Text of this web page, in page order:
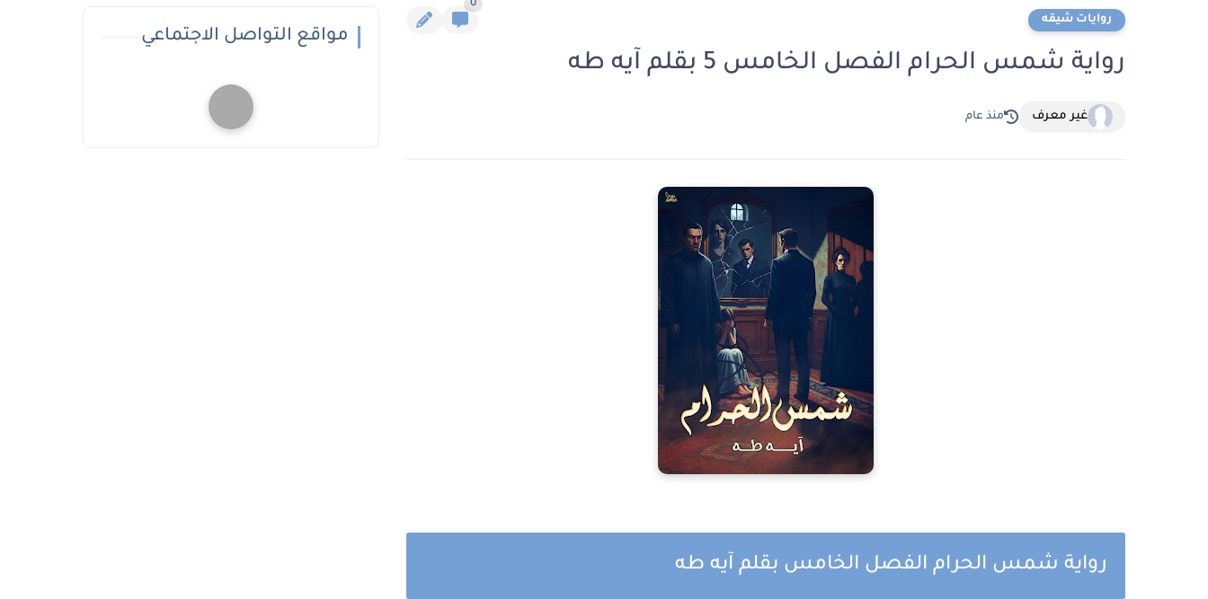
روايات شيقه
0
رواية شمس الحرام الفصل الخامس 5 بقلم آيه طه
غير معرف منذ عام
رواية شمس الحرام الفصل الخامس بقلم آيه طه
مواقع التواصل الاجتماعي